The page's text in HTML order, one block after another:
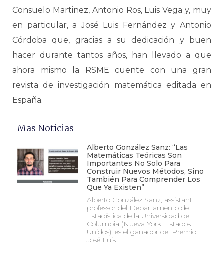
Consuelo Martinez, Antonio Ros, Luis Vega y, muy
en particular, a José Luis Fernández y Antonio
Córdoba que, gracias a su dedicación y buen
hacer durante tantos años, han llevado a que
ahora mismo la RSME cuente con una gran
revista de investigación matemática editada en
España.
Mas Noticias
Alberto González Sanz: “Las
Matemáticas Teóricas Son
Importantes No Solo Para
Construir Nuevos Métodos, Sino
También Para Comprender Los
Que Ya Existen”
Alberto González Sanz, assistant
professor del Departamento de
Estadística de la Universidad de
Columbia (Nueva York, Estados
Unidos), es el ganador del Premio
José Luis